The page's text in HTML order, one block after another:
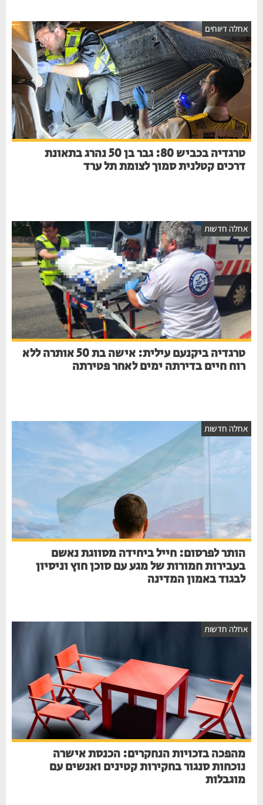
דיווחים
טרגדיה בכביש 80: גבר בן 50 נהרג בתאונת
דרכים קטלנית סמוך לצומת תל ערד
חדשות
טרגדיה ביקנעם עילית: אישה בת 50 אותרה ללא
רוח חיים בדירתה ימים לאחר פטירתה
חדשות
הותר לפרסום: חייל ביחידה מסווגת נאשם
בעבירות חמורות של מגע עם סוכן חוץ וניסיון
לבגוד באמון המדינה
חדשות
מהפכה בזכויות הנחקרים: הכנסת אישרה
נוכחות סנגור בחקירות קטינים ואנשים עם
מוגבלות